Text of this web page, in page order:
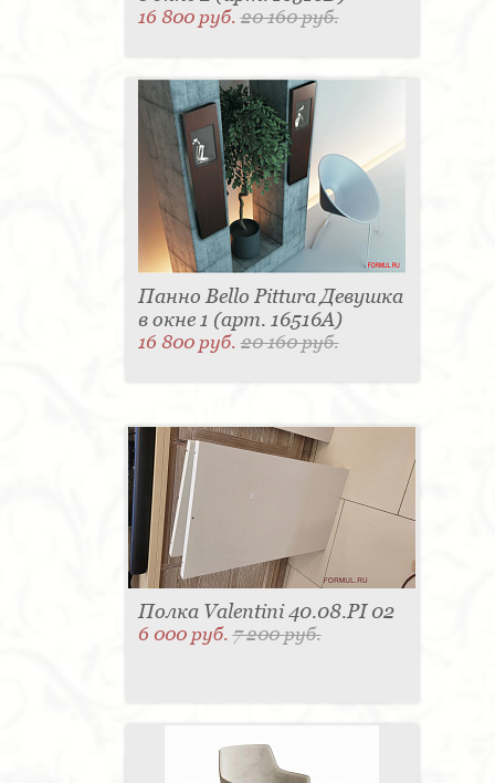
16 800 руб.20 160 руб.
Панно Bello Pittura Девушка
в окне 1 (арт. 16516A)
16 800 руб.20 160 руб.
Полка Valentini 40.08.PI 02
6 000 руб.7 200 руб.